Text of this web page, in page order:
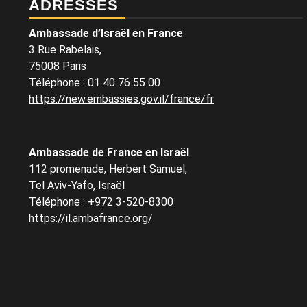
ADRESSES
Ambassade d’Israël en France
3 Rue Rabelais,
75008 Paris
Téléphone : 01 40 76 55 00
https://new.embassies.gov.il/france/fr
Ambassade de France en Israël
112 promenade, Herbert Samuel,
Tel Aviv-Yafo, Israël
Téléphone : +972 3-520-8300
https://il.ambafrance.org/